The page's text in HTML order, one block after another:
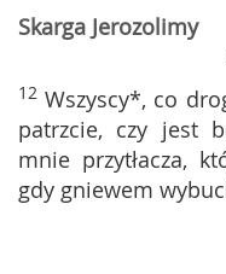
Skarga Jerozolimy
12 Wszyscy*, co
patrzcie, czy jest
mnie przytłacza,
gdy gniewem